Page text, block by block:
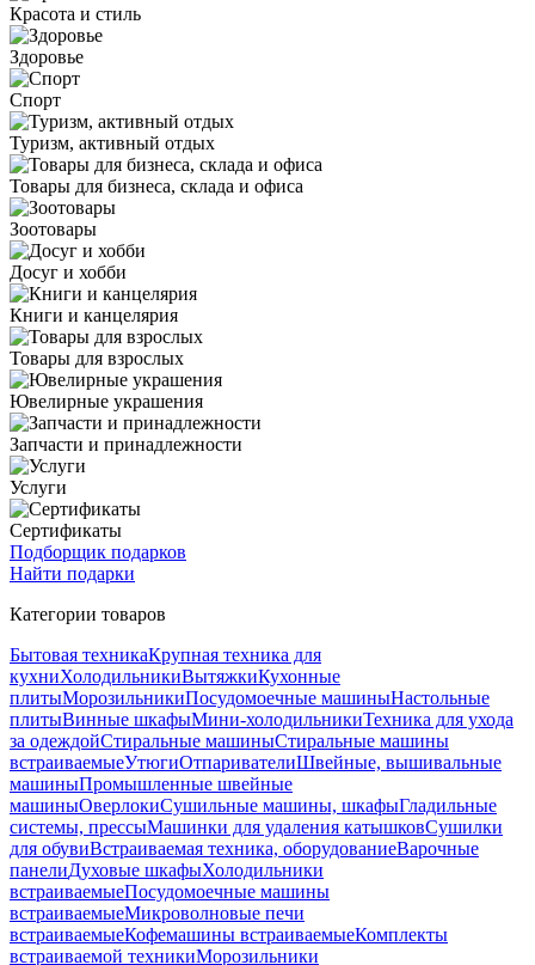
Красота и стиль
Здоровье
Спорт
Туризм, активный отдых
Товары для бизнеса, склада и офиса
Зоотовары
Досуг и хобби
Книги и канцелярия
Товары для взрослых
Ювелирные украшения
Запчасти и принадлежности
Услуги
Сертификаты
Подборщик подарков
Найти подарки
Категории товаров
Бытовая техникаКрупная техника для
кухниХолодильникиВытяжкиКухонные
плитыМорозильникиПосудомоечные машиныНастольные
плитыВинные шкафыМини-холодильникиТехника для ухода
за одеждойСтиральные машиныСтиральные машины
встраиваемыеУтюгиОтпаривателиШвейные, вышивальные
машиныПромышленные швейные
машиныОверлокиСушильные машины, шкафыГладильные
системы, прессыМашинки для удаления катышковСушилки
для обувиВстраиваемая техника, оборудованиеВарочные
панелиДуховые шкафыХолодильники
встраиваемыеПосудомоечные машины
встраиваемыеМикроволновые печи
встраиваемыеКофемашины встраиваемыеКомплекты
встраиваемой техникиМорозильники